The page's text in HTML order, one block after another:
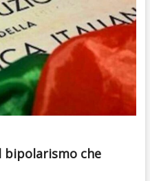
bipolarismo che